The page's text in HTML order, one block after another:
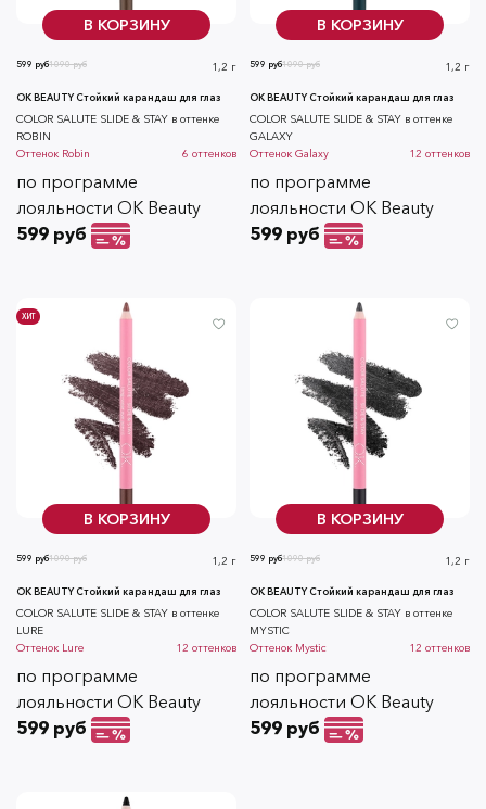
В КОРЗИНУ
1090 руб
599 руб 1,2 г
OK BEAUTY Стойкий карандаш для глаз
COLOR SALUTE SLIDE & STAY в оттенке
ROBIN
Оттенок Robin 6 оттенков
по программе
лояльности OK Beauty
599 руб
В КОРЗИНУ
1090 руб
599 руб 1,2 г
OK BEAUTY Стойкий карандаш для глаз
COLOR SALUTE SLIDE & STAY в оттенке
GALAXY
Оттенок Galaxy 12 оттенков
по программе
лояльности OK Beauty
599 руб
В КОРЗИНУ
ХИТ
1090 руб
599 руб 1,2 г
OK BEAUTY Стойкий карандаш для глаз
COLOR SALUTE SLIDE & STAY в оттенке
LURE
Оттенок Lure 12 оттенков
по программе
лояльности OK Beauty
599 руб
В КОРЗИНУ
1090 руб
599 руб 1,2 г
OK BEAUTY Стойкий карандаш для глаз
COLOR SALUTE SLIDE & STAY в оттенке
MYSTIC
Оттенок Mystic 12 оттенков
по программе
лояльности OK Beauty
599 руб